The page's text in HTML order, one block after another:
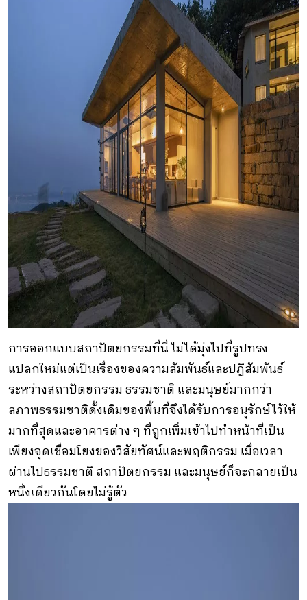
การออกแบบสถาปัตยกรรมที่นี่ ไม่ได้มุ่งไปที่รูปทรง
แปลกใหม่แต่เป็นเรื่องของความสัมพันธ์และปฏิสัมพันธ์
ระหว่างสถาปัตยกรรม ธรรมชาติ และมนุษย์มากกว่า
สภาพธรรมชาติดั้งเดิมของพื้นที่จึงได้รับการอนุรักษ์ไว้ให้
มากที่สุดและอาคารต่าง ๆ ที่ถูกเพิ่มเข้าไปทำหน้าที่เป็น
เพียงจุดเชื่อมโยงของวิสัยทัศน์และพฤติกรรม เมื่อเวลา
ผ่านไปธรรมชาติ สถาปัตยกรรม และมนุษย์ก็จะกลายเป็น
หนึ่งเดียวกันโดยไม่รู้ตัว